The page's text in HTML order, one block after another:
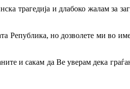
трагедија и длабоко жалам за
Република, но дозволете ми во
и сакам да Ве уверам дека